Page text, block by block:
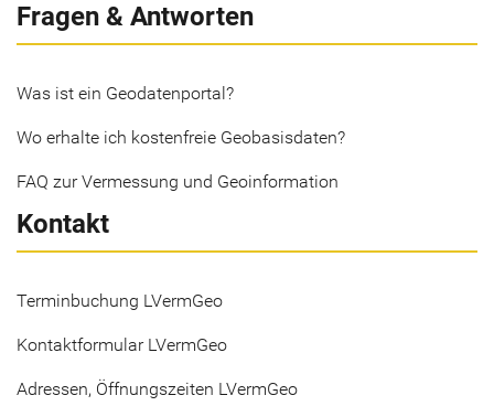
Fragen & Antworten
Was ist ein Geodatenportal?
Wo erhalte ich kostenfreie Geobasisdaten?
FAQ zur Vermessung und Geoinformation
Kontakt
Terminbuchung LVermGeo
Kontaktformular LVermGeo
Adressen, Öffnungszeiten LVermGeo